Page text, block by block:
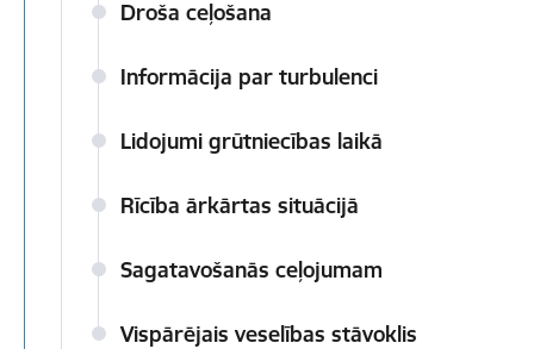
Droša ceļošana
Informācija par turbulenci
Lidojumi grūtniecības laikā
Rīcība ārkārtas situācijā
Sagatavošanās ceļojumam
Vispārējais veselības stāvoklis